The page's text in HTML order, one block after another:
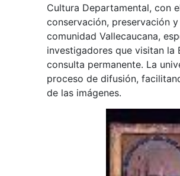
Cultura Departamental, con
conservación, preservación
comunidad Vallecaucana,
investigadores que visitan
consulta permanente. La
proceso de difusión,
de las imágenes.